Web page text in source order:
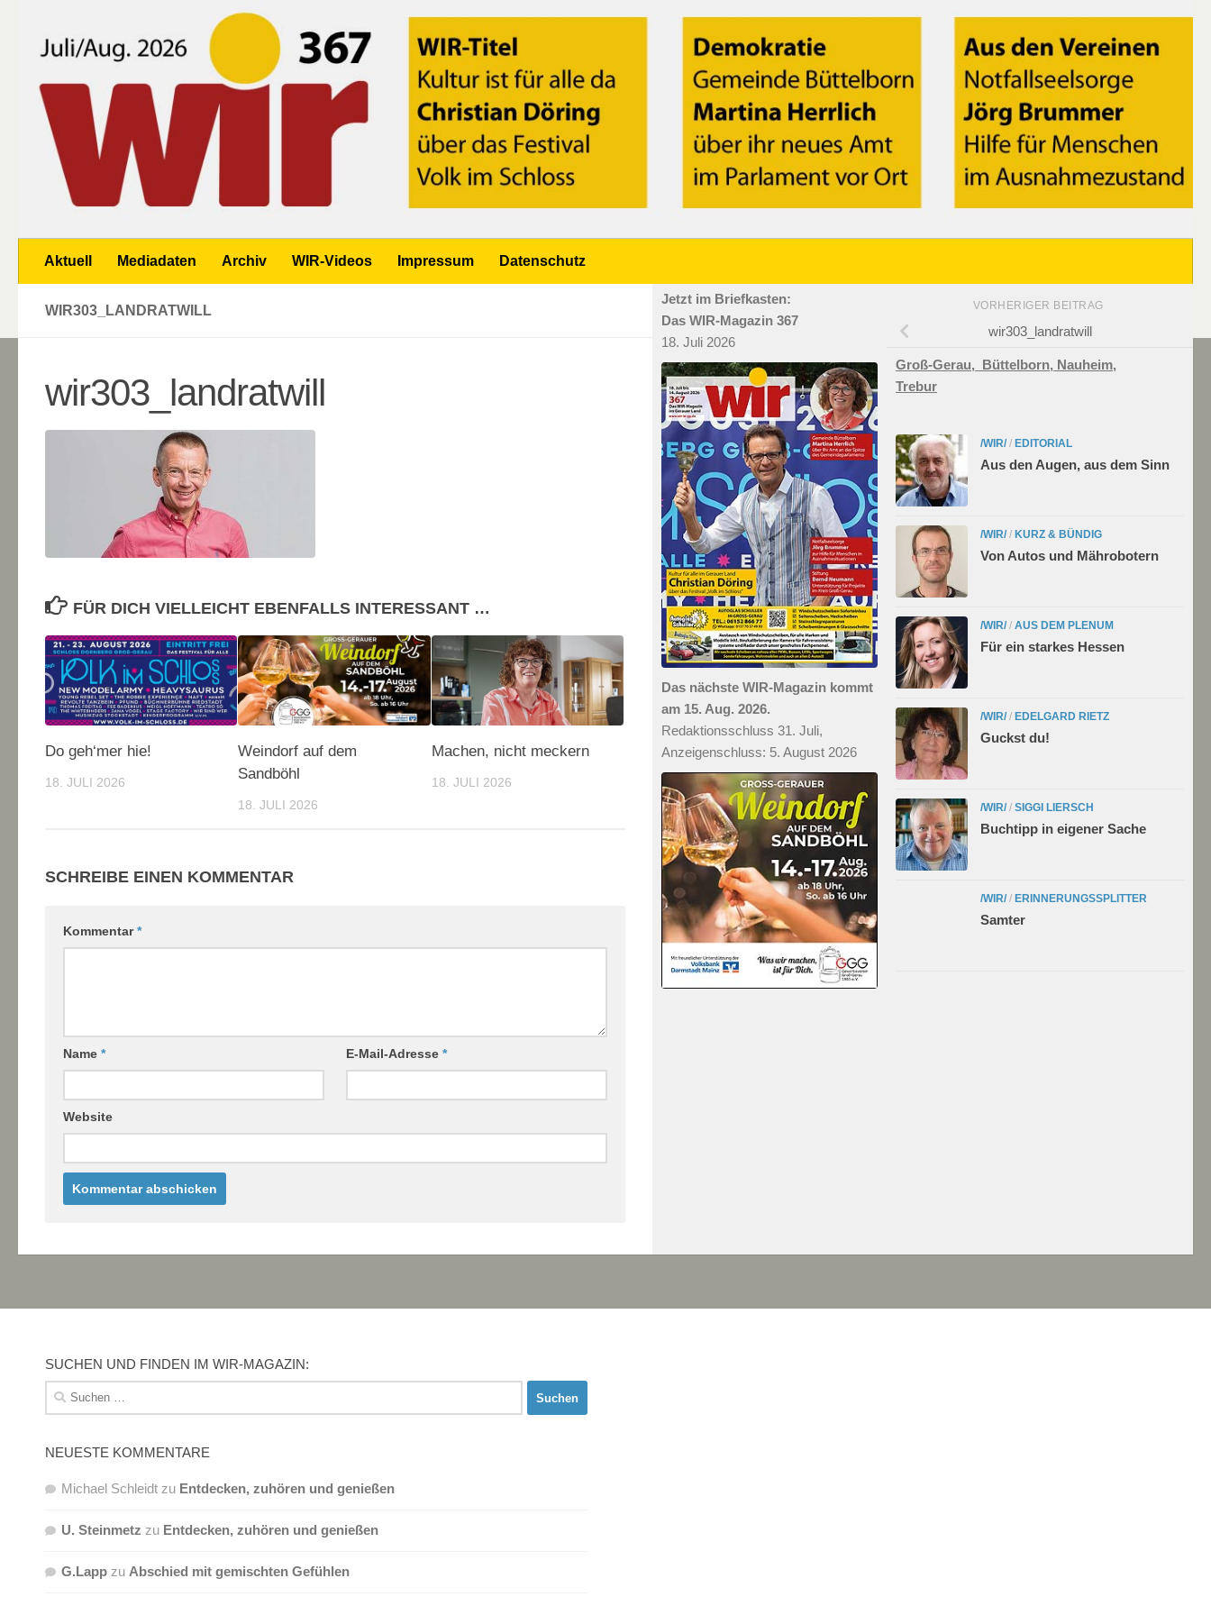
Aktuell Mediadaten Archiv WIR-Videos Impressum Datenschutz
WIR303_LANDRATWILL
wir303_landratwill
FÜR DICH VIELLEICHT EBENFALLS INTERESSANT …
Do geh‘mer hie!
18. JULI 2026
Weindorf auf dem
Sandböhl
18. JULI 2026
Machen, nicht meckern
18. JULI 2026
SCHREIBE EINEN KOMMENTAR
Kommentar*
Name * E-Mail-Adresse*
Website
VORHERIGER BEITRAG
wir303_landratwill
Groß-Gerau, Büttelborn, Nauheim,
Trebur
/WIR/ / EDITORIAL
Aus den Augen, aus dem Sinn
/WIR/ / KURZ & BÜNDIG
Von Autos und Mährobotern
/WIR/ / AUS DEM PLENUM
Für ein starkes Hessen
/WIR/ / EDELGARD RIETZ
Guckst du!
/WIR/ / SIGGI LIERSCH
Buchtipp in eigener Sache
/WIR/ / ERINNERUNGSSPLITTER
Samter
Jetzt im Briefkasten:
Das WIR-Magazin 367
18. Juli 2026
Das nächste WIR-Magazin kommt
am 15. Aug. 2026.
Redaktionsschluss 31. Juli,
Anzeigenschluss: 5. August 2026
SUCHEN UND FINDEN IM WIR-MAGAZIN:
Suchen
nach:
NEUESTE KOMMENTARE
Michael Schleidt zu Entdecken, zuhören und genießen
U. Steinmetz zu Entdecken, zuhören und genießen
G.Lapp zu Abschied mit gemischten Gefühlen